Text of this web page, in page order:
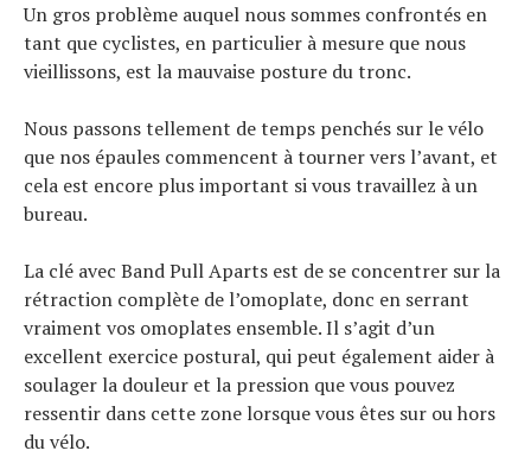
Un gros problème auquel nous sommes confrontés en
tant que cyclistes, en particulier à mesure que nous
vieillissons, est la mauvaise posture du tronc.
Nous passons tellement de temps penchés sur le vélo
que nos épaules commencent à tourner vers l’avant, et
cela est encore plus important si vous travaillez à un
bureau.
La clé avec Band Pull Aparts est de se concentrer sur la
rétraction complète de l’omoplate, donc en serrant
vraiment vos omoplates ensemble. Il s’agit d’un
excellent exercice postural, qui peut également aider à
soulager la douleur et la pression que vous pouvez
ressentir dans cette zone lorsque vous êtes sur ou hors
du vélo.